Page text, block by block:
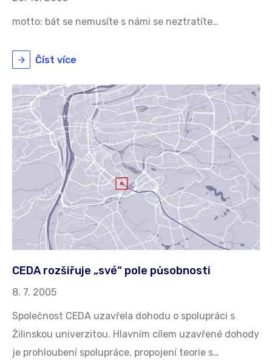
motto: bát se nemusíte s námi se neztratíte…
Číst více
CEDA rozšiřuje „své“ pole působnosti
8. 7. 2005
Společnost CEDA uzavřela dohodu o spolupráci s
Žilinskou univerzitou. Hlavním cílem uzavřené dohody
je prohloubení spolupráce, propojení teorie s…